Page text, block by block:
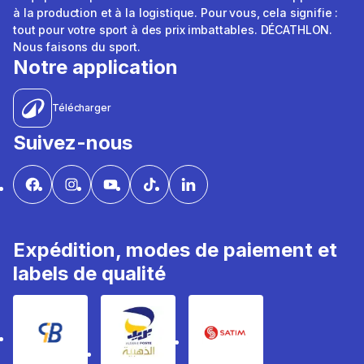
à la production et à la logistique. Pour vous, cela signifie :
tout pour votre sport à des prix imbattables. DÉCATHLON.
Nous faisons du sport.
Notre application
Télécharger
Suivez-nous
Expédition, modes de paiement et
labels de qualité